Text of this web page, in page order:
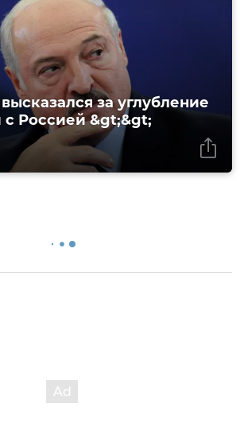
за углубление
с Россией &gt;&gt;